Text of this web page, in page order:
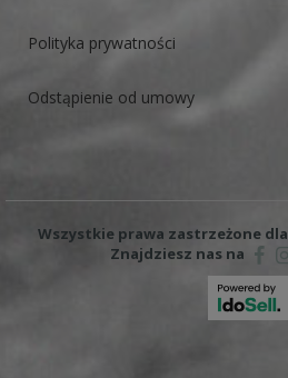
Polityka prywatności
Odstąpienie od umowy
Wszystkie prawa zastrzeżone dla
Znajdziesz nas na